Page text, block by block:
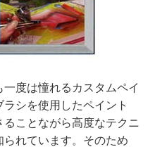
度は憧れるカスタムペイ
シを使用したペイント
ことながら高度なテクニ
れています。そのため